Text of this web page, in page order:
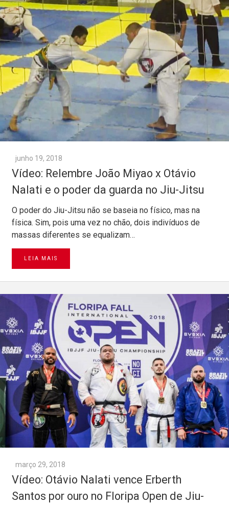
junho 19, 2018
Vídeo: Relembre João Miyao x Otávio
Nalati e o poder da guarda no Jiu-Jitsu
O poder do Jiu-Jitsu não se baseia no físico, mas na
física. Sim, pois uma vez no chão, dois indivíduos de
massas diferentes se equalizam…
LEIA MAIS
março 29, 2018
Vídeo: Otávio Nalati vence Erberth
Santos por ouro no Floripa Open de Jiu-